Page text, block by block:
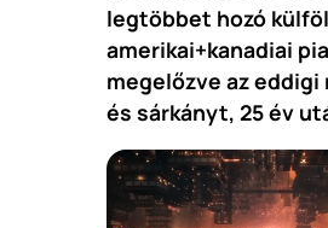
legtöbbet hozó
amerikai+kanadiai
megelőzve az
és sárkányt, 25 év